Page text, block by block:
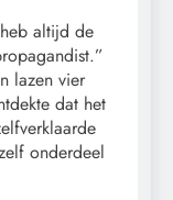
altijd de
lazen vier
dat het
onderdeel